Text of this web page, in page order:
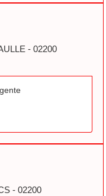
- 02200
- 02200